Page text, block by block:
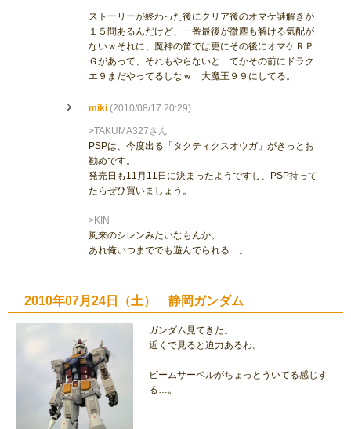
ストーリーが終わった後にクリア後のオマケ謎解きが
１５問あるんだけど、一番最後が微塵も解ける気配が
ないｗそれに、魔神の笛では更にその後にオマケＲＰ
Ｇがあって、それもやらないと…てかその前にドラク
エ９まだやってるしなｗ 大魔王９９にしてる。
miki (2010/08/17 20:29)
>TAKUMA327さん
PSPは、今度出る「タクティクスオウガ」がきっとお
勧めです。
発売日も11月11日に決まったようですし、PSP持って
たらぜひ買いましょう。
>KIN
風来のシレンみたいなもんか。
あれ俺いつまででも遊んでられる…。
2010年07月24日（土） 静岡ガンダム
ガンダム見てきた。
近くで見ると迫力あるわ。
ビームサーベルがちょっとういてる感じす
る…。